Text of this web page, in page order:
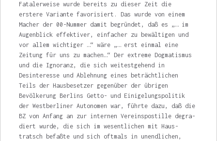
Fatalerweise wurde bereits zu dieser Zeit die
erstere Variante favorisiert. Das wurde von einem
Macher der 00-Nummer damit begründet, daß es „… im
Augenblick effektiver, einfacher zu bewältigen und
vor allem wichtiger …“ wäre „… erst einmal eine
Zeitung für uns zu machen…“ Der extreme Dogmatismus
und die Ignoranz, die sich weitestgehend in
Desinteresse und Ablehnung eines beträchtlichen
Teils der Hausbesetzer gegenüber der übrigen
Bevölkerung Berlins Getto- und Einigelungspolitik
der Westberliner Autonomen war, führte dazu, daß die
BZ von Anfang an zur internen Vereinspostille degra­
diert wurde, die sich im wesentlichen mit Haus­
tratsch befaßte und sich oftmals in unendlichen,